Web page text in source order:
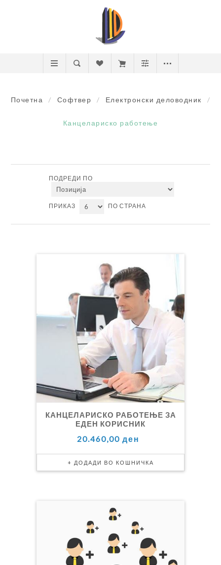
Почетна / Софтвер / Електронски деловодник /
Канцелариско работење
ПОДРЕДИ ПО
ПРИКАЗ ПО СТРАНА
КАНЦЕЛАРИСКО РАБОТЕЊЕ ЗА
ЕДЕН КОРИСНИК
20.460,00 ден